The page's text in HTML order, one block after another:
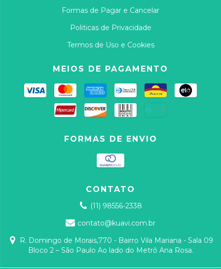
Formas de Pagar e Cancelar
Politicas de Privacidade
Termos de Uso e Cookies
MEIOS DE PAGAMENTO
FORMAS DE ENVIO
CONTATO
(11) 98556-2338
contato@kuavi.com.br
R. Domingo de Morais,770 - Bairro Vila Mariana - Sala 09
Bloco 2 – São Paulo Ao lado do Metrô Ana Rosa.